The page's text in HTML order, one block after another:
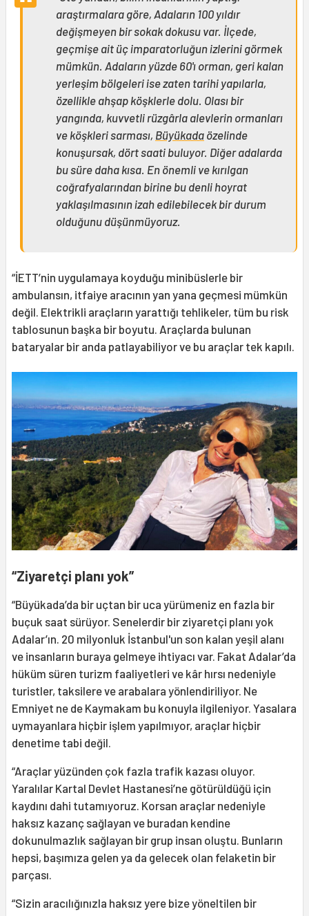
araştırmalara göre, Adaların 100 yıldır
değişmeyen bir sokak dokusu var. İlçede,
geçmişe ait üç imparatorluğun izlerini görmek
mümkün. Adaların yüzde 60'ı orman, geri kalan
yerleşim bölgeleri ise zaten tarihi yapılarla,
özellikle ahşap köşklerle dolu. Olası bir
yangında, kuvvetli rüzgârla alevlerin ormanları
ve köşkleri sarması, Büyükada özelinde
konuşursak, dört saati buluyor. Diğer adalarda
bu süre daha kısa. En önemli ve kırılgan
coğrafyalarından birine bu denli hoyrat
yaklaşılmasının izah edilebilecek bir durum
olduğunu düşünmüyoruz.
“İETT’nin uygulamaya koyduğu minibüslerle bir
ambulansın, itfaiye aracının yan yana geçmesi mümkün
değil. Elektrikli araçların yarattığı tehlikeler, tüm bu risk
tablosunun başka bir boyutu. Araçlarda bulunan
bataryalar bir anda patlayabiliyor ve bu araçlar tek kapılı.
“Ziyaretçi planı yok”
“Büyükada’da bir uçtan bir uca yürümeniz en fazla bir
buçuk saat sürüyor. Senelerdir bir ziyaretçi planı yok
Adalar’ın. 20 milyonluk İstanbul'un son kalan yeşil alanı
ve insanların buraya gelmeye ihtiyacı var. Fakat Adalar’da
hüküm süren turizm faaliyetleri ve kâr hırsı nedeniyle
turistler, taksilere ve arabalara yönlendiriliyor. Ne
Emniyet ne de Kaymakam bu konuyla ilgileniyor. Yasalara
uymayanlara hiçbir işlem yapılmıyor, araçlar hiçbir
denetime tabi değil.
“Araçlar yüzünden çok fazla trafik kazası oluyor.
Yaralılar Kartal Devlet Hastanesi’ne götürüldüğü için
kaydını dahi tutamıyoruz. Korsan araçlar nedeniyle
haksız kazanç sağlayan ve buradan kendine
dokunulmazlık sağlayan bir grup insan oluştu. Bunların
hepsi, başımıza gelen ya da gelecek olan felaketin bir
parçası.
“Sizin aracılığınızla haksız yere bize yöneltilen bir